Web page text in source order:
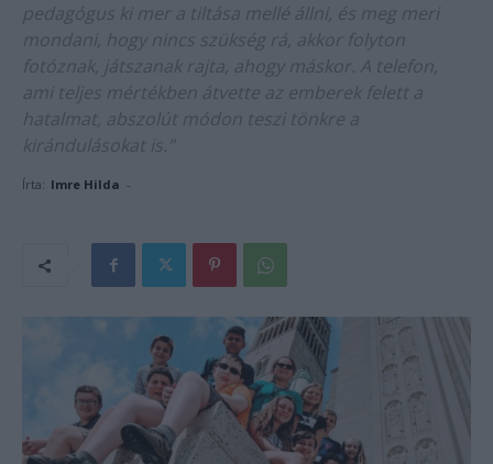
pedagógus ki mer a tiltása mellé állni, és meg meri
mondani, hogy nincs szükség rá, akkor folyton
fotóznak, játszanak rajta, ahogy máskor. A telefon,
ami teljes mértékben átvette az emberek felett a
hatalmat, abszolút módon teszi tönkre a
kirándulásokat is."
Írta: Imre Hilda -